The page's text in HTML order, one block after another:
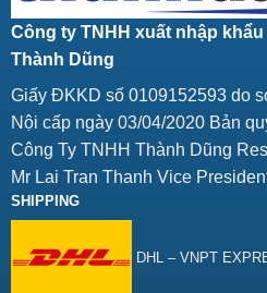
Công ty TNHH xuất nhập
Thành Dũng
Giấy ĐKKD số 0109152593 do
Nội cấp ngày 03/04/2020 Bản
Công Ty TNHH Thành Dũng
Mr Lai Tran Thanh Vice
SHIPPING
DHL – VNPT